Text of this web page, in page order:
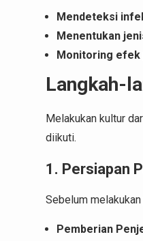
Mendeteksi
Menentukan
Monitoring efek
Langkah-
Melakukan kultur
diikuti.
1. Persiapan
Sebelum
Pemberian